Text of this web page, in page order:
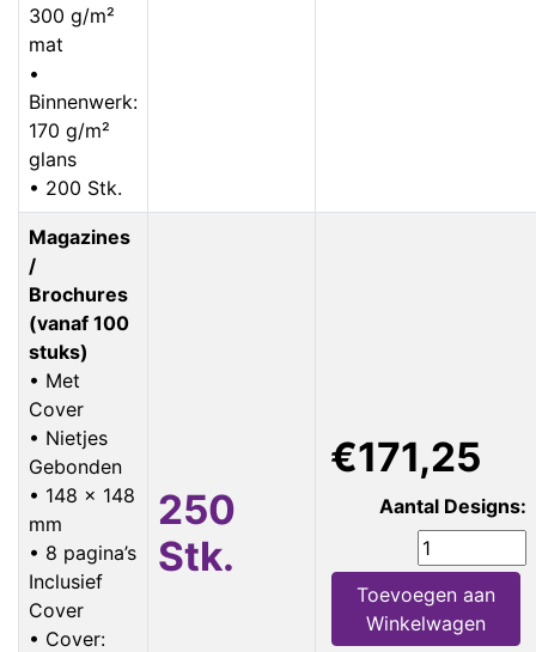
300 g/m²
mat
•
Binnenwerk:
170 g/m²
glans
• 200 Stk.
Magazines
/
Brochures
(vanaf 100
stuks)
• Met
Cover
• Nietjes
Gebonden
• 148 x 148
mm
• 8 pagina’s
Inclusief
Cover
• Cover:
250
Stk.
€171,25
Aantal Designs:
Toevoegen aan
Winkelwagen